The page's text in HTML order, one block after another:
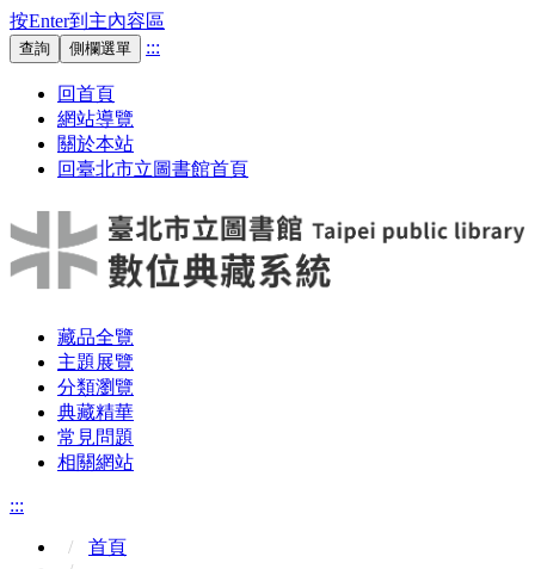
按Enter到主內容區
查詢 側欄選單 :::
回首頁
網站導覽
關於本站
回臺北市立圖書館首頁
藏品全覽
主題展覽
分類瀏覽
典藏精華
常見問題
相關網站
:::
首頁